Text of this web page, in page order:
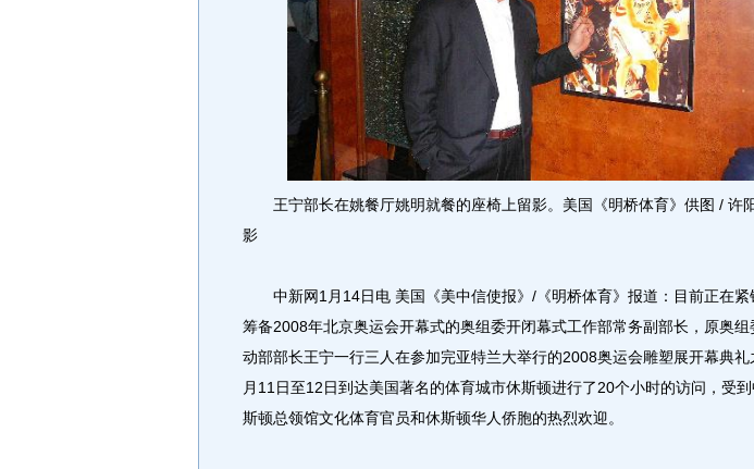
王宁部长在姚餐厅姚明就餐的座椅上留影。美国《明桥体育》供图 / 许
影
中新网1月14日电 美国《美中信使报》/《明桥体育》报道：目前正在紧
筹备2008年北京奥运会开幕式的奥组委开闭幕式工作部常务副部长，原奥组
动部部长王宁一行三人在参加完亚特兰大举行的2008奥运会雕塑展开幕典礼
月11日至12日到达美国著名的体育城市休斯顿进行了20个小时的访问，受
斯顿总领馆文化体育官员和休斯顿华人侨胞的热烈欢迎。